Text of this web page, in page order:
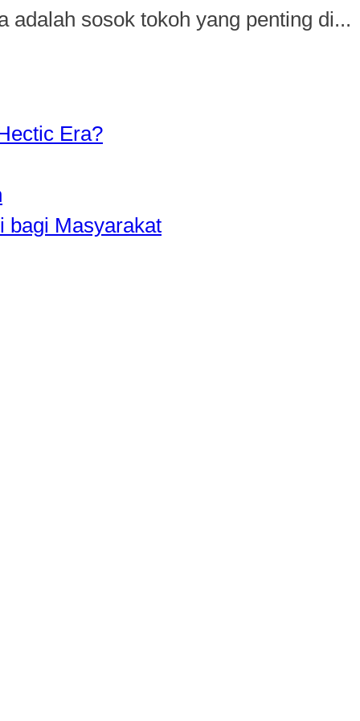
sosok tokoh yang penting di...
Era?
bagi Masyarakat